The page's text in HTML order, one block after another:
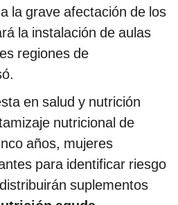
la grave afectación de los
la instalación de aulas
regiones de
en salud y nutrición
nutricional de
años, mujeres
para identificar riesgo
suplementos